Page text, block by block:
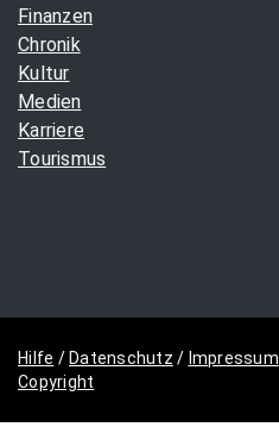
Finanzen
Chronik
Kultur
Medien
Karriere
Tourismus
Hilfe / Datenschutz / Impressum
Copyright